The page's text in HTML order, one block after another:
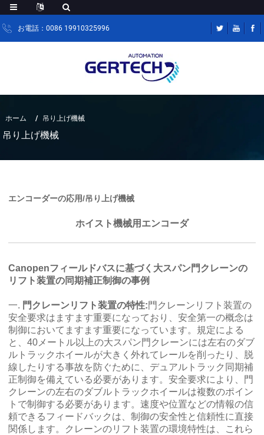
お電話：0086 19910325996
ホーム 吊り上げ機械
吊り上げ機械
エンコーダーの応用/吊り上げ機械
ホイスト機械用エンコーダ
Canopenフィールドバスに基づく大スパン門クレーンの
リフト装置の同期補正制御の事例
一. 門クレーンリフト装置の特性:門クレーンリフト装置の
安全要求はますます重要になっており、安全第一の概念は
制御においてますます重要になっています。規定による
と、40メートル以上の大スパン門クレーンには左右のダブ
ルトラックホイールが大きく外れてレールを削ったり、脱
線したりする事故を防ぐために、デュアルトラック同期補
正制御を備えている必要があります。安全要求により、門
クレーンの左右のダブルトラックホイールは複数のポイン
トで制御する必要があります。速度や位置などの情報の信
頼できるフィードバックは、制御の安全性と信頼性に直接
関係します。クレーンのリフト装置の環境特性は、これら